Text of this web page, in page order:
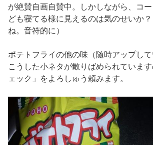
が絶賛自画自賛中。しかしながら、コ
ども寝てる様に見えるのは気のせいか
ね。音符的に）
ポテトフライの他の味（随時アップして
こうした小ネタが散りばめられていま
ェック」をよろしゅう頼みます。